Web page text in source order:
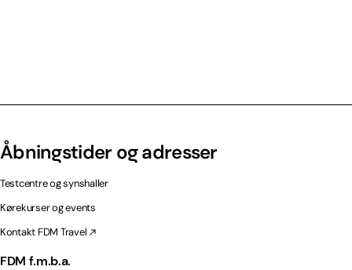
Åbningstider og adresser
Testcentre og synshaller
Kørekurser og events
Kontakt FDM Travel
FDM f.m.b.a.